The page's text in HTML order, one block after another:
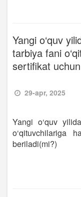
Yangi o‘quv
tarbiya fani
sertifikat
29-apr, 2025
Yangi o‘quv
o‘qituvchilariga
beriladi(mi?)